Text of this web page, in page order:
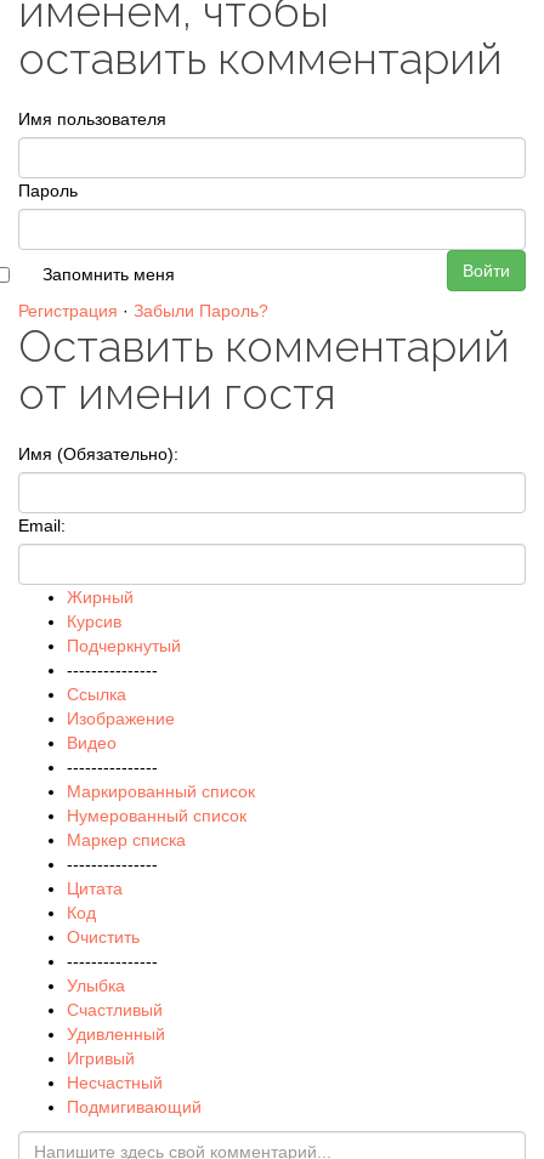
именем, чтобы
оставить комментарий
Имя пользователя
Пароль
Войти
Запомнить меня
Регистрация · Забыли Пароль?
Оставить комментарий
от имени гостя
Имя (Обязательно):
Email:
Жирный
Курсив
Подчеркнутый
---------------
Ссылка
Изображение
Видео
---------------
Маркированный список
Нумерованный список
Маркер списка
---------------
Цитата
Код
Очистить
---------------
Улыбка
Счастливый
Удивленный
Игривый
Несчастный
Подмигивающий